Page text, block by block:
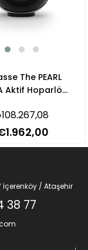
The PEARL
Aktif Hoparlör
İçerenköy / Ataşehir
38 77